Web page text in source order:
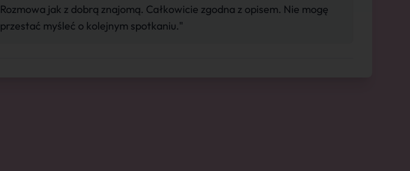
Rozmowa jak z dobrą znajomą. Całkowicie zgodna z opisem. Nie mogę
przestać myśleć o kolejnym spotkaniu."